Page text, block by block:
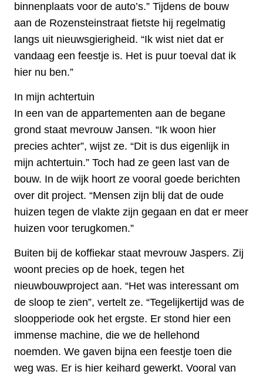
binnenplaats voor de auto’s.” Tijdens de bouw
aan de Rozensteinstraat fietste hij regelmatig
langs uit nieuwsgierigheid. “Ik wist niet dat er
vandaag een feestje is. Het is puur toeval dat ik
hier nu ben.”
In mijn achtertuin
In een van de appartementen aan de begane
grond staat mevrouw Jansen. “Ik woon hier
precies achter”, wijst ze. “Dit is dus eigenlijk in
mijn achtertuin.” Toch had ze geen last van de
bouw. In de wijk hoort ze vooral goede berichten
over dit project. “Mensen zijn blij dat de oude
huizen tegen de vlakte zijn gegaan en dat er meer
huizen voor terugkomen.”
Buiten bij de koffiekar staat mevrouw Jaspers. Zij
woont precies op de hoek, tegen het
nieuwbouwproject aan. “Het was interessant om
de sloop te zien”, vertelt ze. “Tegelijkertijd was de
sloopperiode ook het ergste. Er stond hier een
immense machine, die we de hellehond
noemden. We gaven bijna een feestje toen die
weg was. Er is hier keihard gewerkt. Vooral van